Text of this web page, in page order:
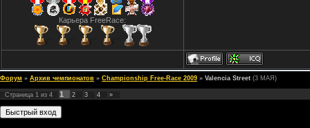
Карьера FreeRace:
Форум » Архив чемпионатов » Championship Free-Race 2009 » Valencia Street (3 МАЯ)
Страница 1 из 4 1 2 3 4 »